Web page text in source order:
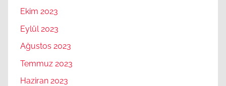
Ekim 2023
Eylül 2023
Ağustos 2023
Temmuz 2023
Haziran 2023